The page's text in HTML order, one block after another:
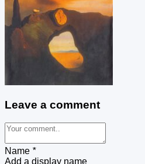
Leave a comment
Name *
Add a display name